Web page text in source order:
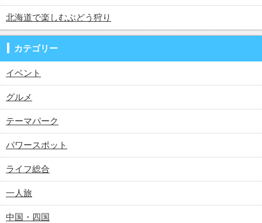
北海道で楽しむぶどう狩り
カテゴリー
イベント
グルメ
テーマパーク
パワースポット
ライフ総合
一人旅
中国・四国